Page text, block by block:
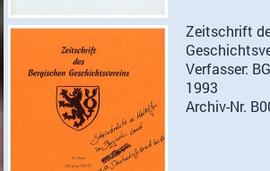
Zeitschrift
Verfasser:
1993
Archiv-Nr.